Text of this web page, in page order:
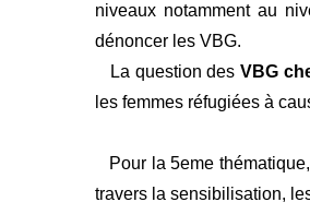
niveaux notamment au
dénoncer les VBG.
La question desVBG
les femmes réfugiées à
Pour la 5eme thématique,
travers la sensibilisation,